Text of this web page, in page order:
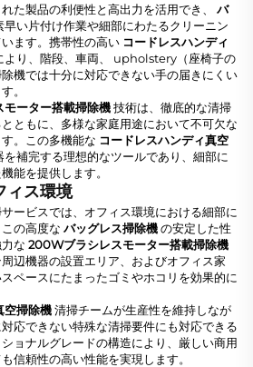
た製品の利便性と高出力を活用でき、 バ
早い片付け作業や細部にわたるクリーニン
ます。携帯性の高い コードレスハンディ
より、階段、車両、 upholstery（座椅子の
機では十分に対応できない手の届きにくい
。
ーター搭載掃除機技術は、徹底的な清掃
ともに、多様な家庭用途において不可欠な
。この多機能な コードレスハンディ真空
を補完する理想的なツールであり、細部に
能を提供します。
ィス環境
ービスでは、オフィス環境における細部に
の高度な バッグレス掃除機の安定した性
な 200Wブラシレスモーター搭載掃除機
辺機器の設置エリア、およびオフィス家
ペースにたまったゴミやホコリを効果的に
空掃除機清掃チームが生産性を維持しなが
応できない特殊な清掃要件にも対応できる
ョナルグレードの構造により、厳しい商用
信頼性の高い性能を実現します。